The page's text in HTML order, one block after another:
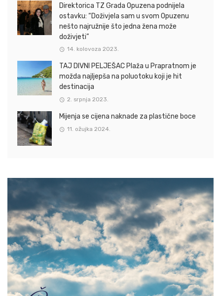
Direktorica TZ Grada Opuzena podnijela
ostavku: “Doživjela sam u svom Opuzenu
nešto najružnije što jedna žena može
doživjeti”
14. kolovoza 2023.
TAJ DIVNI PELJEŠAC Plaža u Prapratnom je
možda najljepša na poluotoku koji je hit
destinacija
2. srpnja 2023.
Mijenja se cijena naknade za plastične boce
11. ožujka 2024.